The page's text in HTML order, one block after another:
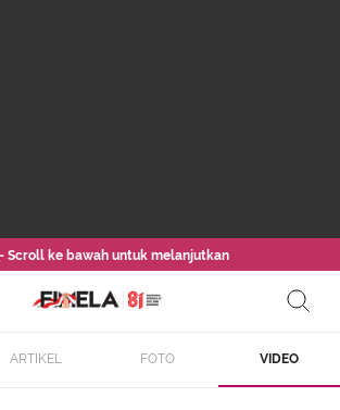
- Scroll ke bawah untuk melanjutkan
ARTIKEL FOTO VIDEO